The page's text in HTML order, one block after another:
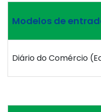
Modelos de
Diário do Comércio